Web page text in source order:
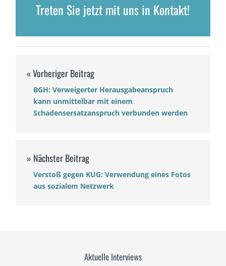
Treten Sie jetzt mit uns in Kontakt!
BGH: Verweigerter Herausgabeanspruch
kann unmittelbar mit einem
Schadensersatzanspruch verbunden werden
Verstoß gegen KUG: Verwendung eines Fotos
aus sozialem Netzwerk
Aktuelle Interviews